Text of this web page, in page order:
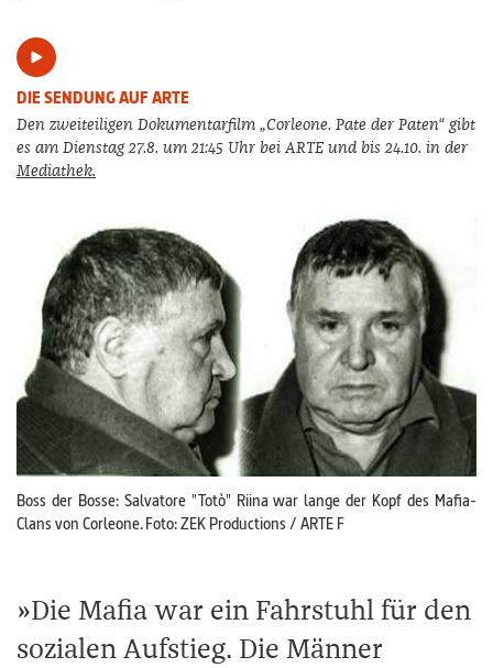
DIE SENDUNG AUF ARTE
Den zweiteiligen Dokumentarfilm „Corleone. Pate der Paten“ gibt
es am Dienstag 27.8. um 21:45 Uhr bei ARTE und bis 24.10. in der
Mediathek.
Boss der Bosse: Salvatore "Totò" Riina war lange der Kopf des Mafia-
Clans von Corleone. Foto: ZEK Productions / ARTE F
Die Mafia war ein Fahrstuhl für den
sozialen Aufstieg. Die Männer